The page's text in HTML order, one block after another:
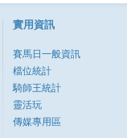
實用資訊
賽馬日一般資訊
檔位統計
騎師王統計
靈活玩
傳媒專用區